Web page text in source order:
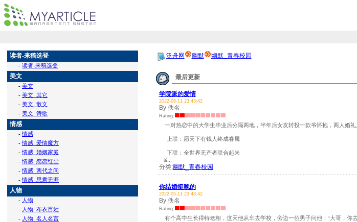
读者-来稿选登
- 读者-来稿选登
美文
- 美文
- 美文_其它
- 美文_散文
- 美文_诗歌
情感
-情感
-情感_爱情魔方
-情感_婚姻家庭
-情感_恋恋红尘
-情感_两代之间
-情感_思君无涯
人物
- 人物
- 人物_布衣百姓
- 人物_名人名言
泛舟网 幽默 幽默_青春校园
最后更新
学院派的爱情
2022-05-11 23:43:42
By 佚名
Rating:
一对热恋中的大学生毕业后分隔两地，半年后女友转投一款爷怀抱，两人婚礼
上联：愿天下有钱人终成眷属
下联：全世界无产者联合起来
&...
分类:幽默_青春校园
你结婚挺晚的
2022-05-11 23:43:42
By 佚名
Rating:
有个高中生长得特老相，这天他从车去学校，旁边一位男子问他：“大哥，你